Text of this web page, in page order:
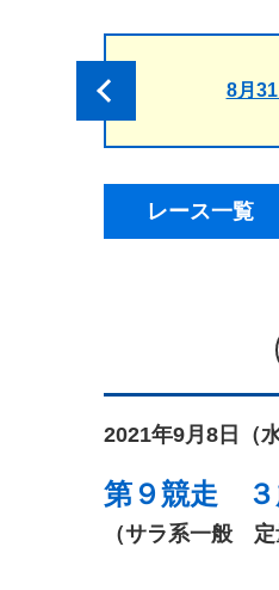
8月
レース一覧
2021年9月8日（水
第９競走
（サラ系一般 定